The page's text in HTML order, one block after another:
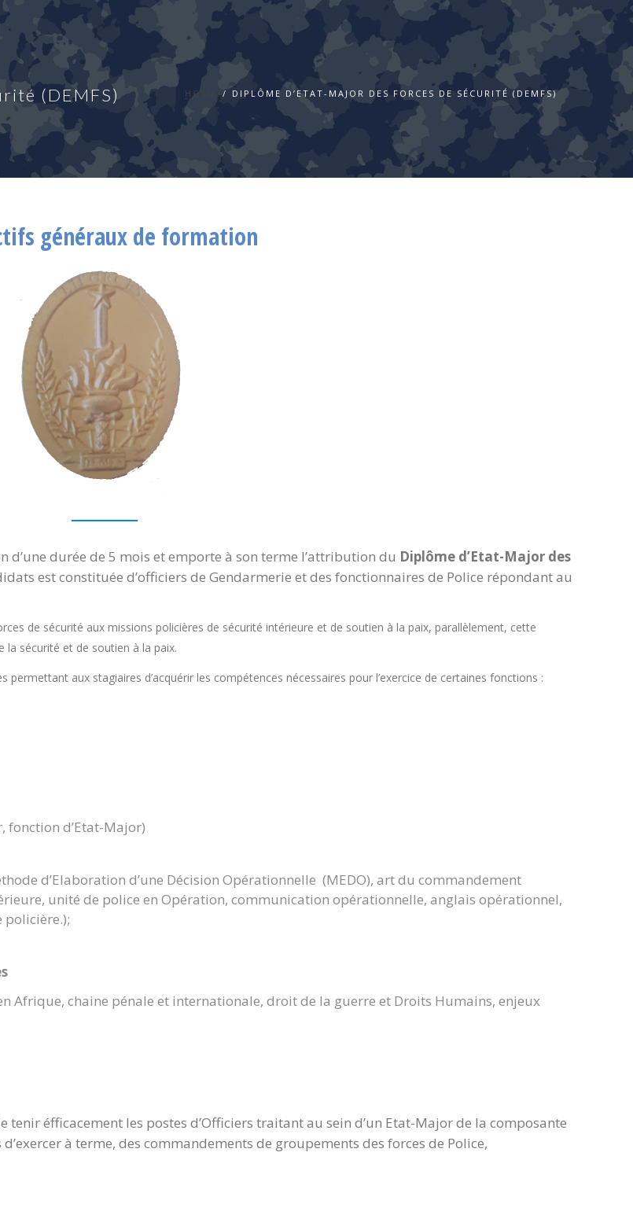
(DEMFS) HOME DIPLÔME D’ETAT-MAJOR DES FORCES DE SÉCURITÉ (DEMFS)
généraux de formation
d’une durée de 5 mois et emporte à son terme l’attribution du Diplôme d’Etat-Major des
est constituée d’officiers de Gendarmerie et des fonctionnaires de Police répondant au
de sécurité aux missions policières de sécurité intérieure et de soutien à la paix, parallèlement, cette
la sécurité et de soutien à la paix.
aux stagiaires d’acquérir les compétences nécessaires pour l’exercice de certaines fonctions :
fonction d’Etat-Major)
d’Elaboration d’une Décision Opérationnelle (MEDO), art du commandement
unité de police en Opération, communication opérationnelle, anglais opérationnel,
policière.);
Afrique, chaine pénale et internationale, droit de la guerre et Droits Humains, enjeux
éfficacement les postes d’Officiers traitant au sein d’un Etat-Major de la composante
à terme, des commandements de groupements des forces de Police,